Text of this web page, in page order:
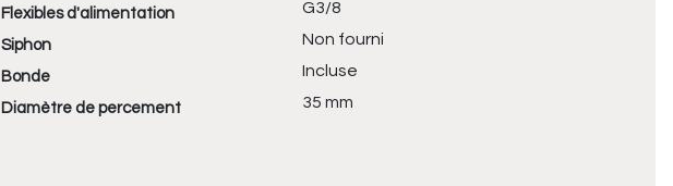
Flexibles d'alimentation G3/8
Siphon Non fourni
Bonde Incluse
Diamètre de percement 35 mm